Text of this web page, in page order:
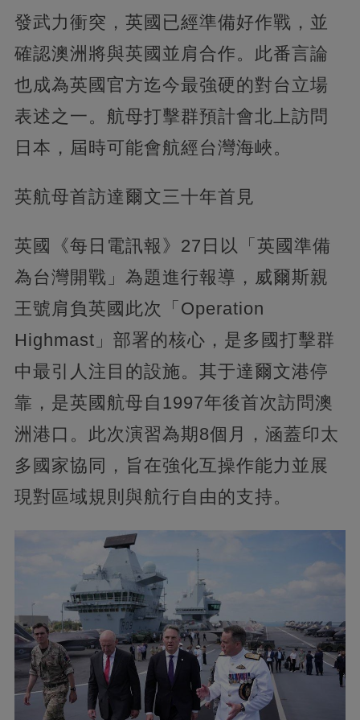
發武力衝突，英國已經準備好作戰，並
確認澳洲將與英國並肩合作。此番言論
也成為英國官方迄今最強硬的對台立場
表述之一。航母打擊群預計會北上訪問
日本，屆時可能會航經台灣海峽。
英航母首訪達爾文三十年首見
英國《每日電訊報》27日以「英國準備
為台灣開戰」為題進行報導，威爾斯親
王號肩負英國此次「Operation
Highmast」部署的核心，是多國打擊群
中最引人注目的設施。其于達爾文港停
靠，是英國航母自1997年後首次訪問澳
洲港口。此次演習為期8個月，涵蓋印太
多國家協同，旨在強化互操作能力並展
現對區域規則與航行自由的支持。